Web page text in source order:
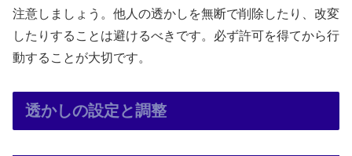
注意しましょう。他人の透かしを無断で削除したり、改変
したりすることは避けるべきです。必ず許可を得てから行
動することが大切です。
透かしの設定と調整